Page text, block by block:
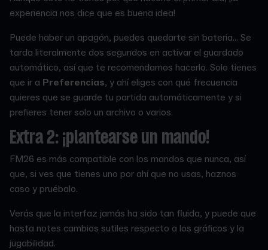
experiencia nos dice que es buena idea!
Puede haber un apagón, puedes quedarte sin batería... Se
tarda literalmente dos segundos en activar el guardado
automático, así que te recomendamos hacerlo. Solo tienes
que ir a Preferencias, y ahí eliges con qué frecuencia
quieres que se guarde tu partida automáticamente y si
prefieres tener solo un archivo o varios.
Extra 2: ¡plantearse un mando!
FM26 es más compatible con los mandos que nunca, así
que, si ves que tienes uno por ahí que no usas, haznos
caso y pruébalo.
Verás que la interfaz jamás ha sido tan fluida, y puede que
hasta notes cambios sutiles respecto a los gráficos y la
jugabilidad.